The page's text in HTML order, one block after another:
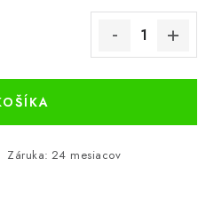
Záruka: 24 mesiacov